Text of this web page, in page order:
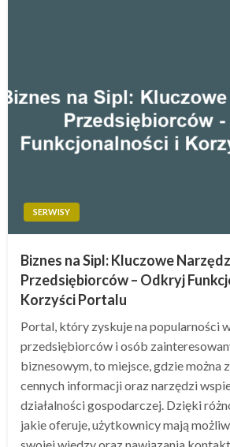
SERWISY
Biznes na Sipl: Kluczowe
Przedsiębiorców – Odkryj
Korzyści Portalu
Portal, który zyskuje na popularności
przedsiębiorców i osób
biznesowym, to miejsce, gdzie można
cennych informacji oraz narzędzi
działalności gospodarczej. Dzięki
jakie oferuje, użytkownicy mają